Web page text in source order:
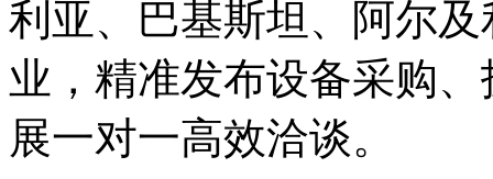
利亚、巴基斯坦、阿尔
业，精准发布设备采购
展一对一高效洽谈。